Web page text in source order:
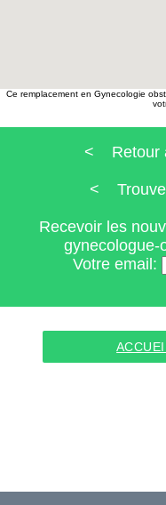
Ce remplacement en Gynecologie
< Retour
<
Recevoir les
Votre email: